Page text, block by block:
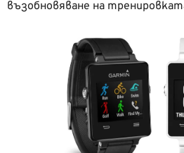
възобновяване на